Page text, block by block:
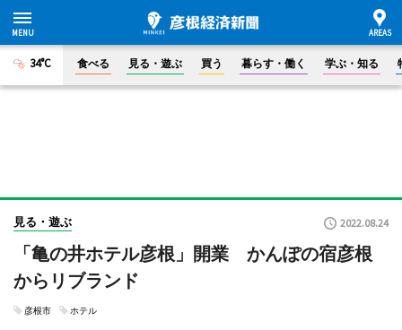
34°C 食べる 見る・遊ぶ 買う 暮らす・働く 学ぶ・知る
見る・遊ぶ 2022.08.24
「亀の井ホテル彦根」開業 かんぽの宿彦根
からリブランド
彦根市 ホテル